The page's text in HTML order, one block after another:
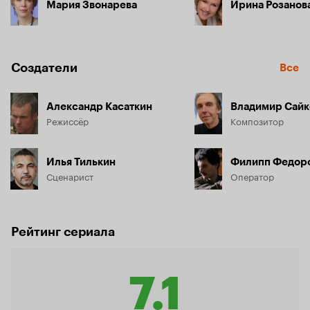
Мария Звонарева Ирина
Создатели Все
Александр Касаткин
Режиссёр
Илья Тилькин
Сценарист
Владимир
Композитор
Филипп
Оператор
Рейтинг сериала
7.1